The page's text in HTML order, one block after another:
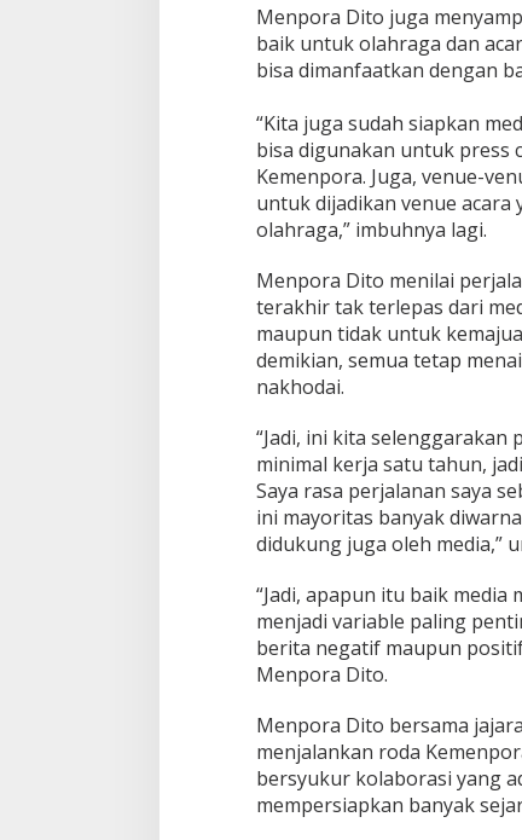
Menpora Dito juga
baik untuk olahraga dan
bisa dimanfaatkan dengan
“Kita juga sudah siapkan
bisa digunakan untuk press
Kemenpora. Juga, venue-
untuk dijadikan venue acara
olahraga,” imbuhnya lagi.
Menpora Dito menilai
terakhir tak terlepas dari
maupun tidak untuk
demikian, semua tetap
nakhodai.
“Jadi, ini kita selenggarakan
minimal kerja satu tahun,
Saya rasa perjalanan saya
ini mayoritas banyak
didukung juga oleh media,”
“Jadi, apapun itu baik
menjadi variable paling
berita negatif maupun
Menpora Dito.
Menpora Dito bersama
menjalankan roda
bersyukur kolaborasi yang
mempersiapkan banyak